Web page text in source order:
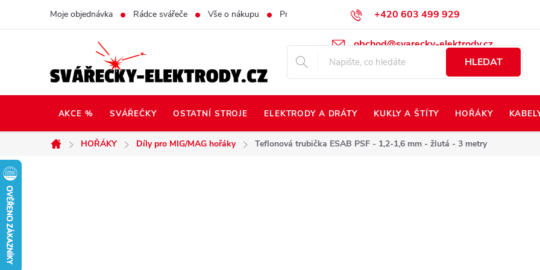
+420 603 499 929
obchod@svarecky-elektrody.cz
Moje objednávka Rádce svářeče Vše o nákupu Prodej na Slovensko Napište nám Kontakty
HLEDAT
AKCE % SVÁŘEČKY OSTATNÍ STROJE ELEKTRODY A DRÁTY KUKLY A ŠTÍTY HOŘÁKY
Domů
HOŘÁKY Díly pro MIG/MAG hořáky Teflonová trubička ESAB PSF - 1,2-1,6 mm - žlutá - 3 metry